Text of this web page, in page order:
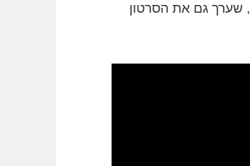
, שערך גם את הסרטון